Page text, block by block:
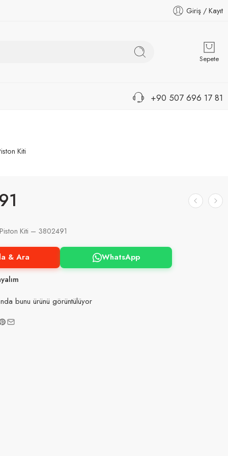
Giriş / Kayıt
Sepete
+90 507 696 17 81
Kiti
Kiti – 3802491
& Ara
WhatsApp
bunu ürünü görüntülüyor